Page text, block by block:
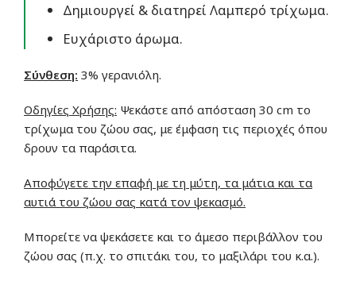
Δημιουργεί & διατηρεί Λαμπερό τρίχωμα.
Ευχάριστο άρωμα.
Σύνθεση: 3% γερανιόλη.
Οδηγίες Χρήσης: Ψεκάστε από απόσταση 30 cm το
τρίχωμα του ζώου σας, με έμφαση τις περιοχές όπου
δρουν τα παράσιτα.
Αποφύγετε την επαφή με τη μύτη, τα μάτια και τα
αυτιά του ζώου σας κατά τον ψεκασμό.
Μπορείτε να ψεκάσετε και το άμεσο περιβάλλον του
ζώου σας (π.χ. το σπιτάκι του, το μαξιλάρι του κ.α.).